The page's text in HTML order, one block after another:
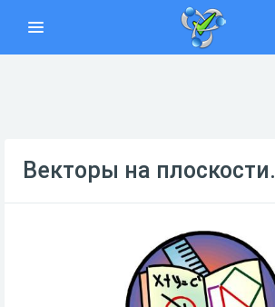
Векторы на плоскости.